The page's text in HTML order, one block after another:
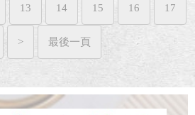
13 14 15 16 17
> 最後一頁